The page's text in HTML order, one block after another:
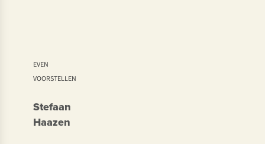
EVEN
VOORSTELLEN
Stefaan
Haazen